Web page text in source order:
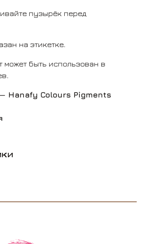
пузырёк перед
на этикетке.
может быть использован в
— Hanafy Colours Pigments